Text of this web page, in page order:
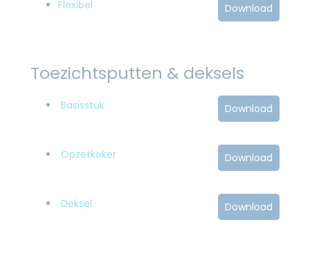
Download
Flexibel
Toezichtsputten & deksels
Download
Basisstuk
Download
Opzetkoker
Download
Deksel